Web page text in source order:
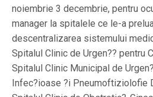
noiembrie 3 decembrie, pentru
manager la spitalele ce le-a
descentralizarea sistemului
Spitalul Clinic de Urgen?? pentru
Spitalul Clinic Municipal de
Infec?ioase ?i Pneumoftiziolofie